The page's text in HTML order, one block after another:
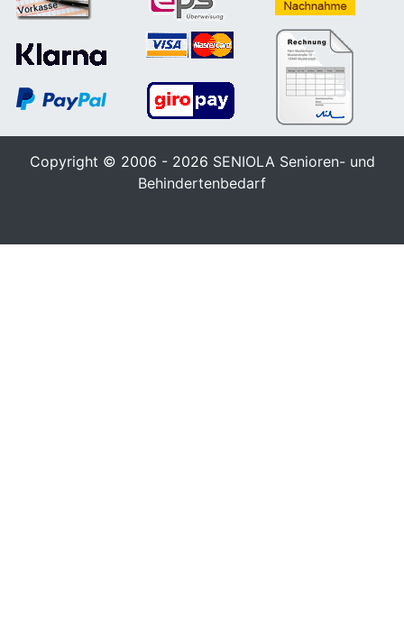
Copyright © 2006 - 2026 SENIOLA Senioren- und
Behindertenbedarf